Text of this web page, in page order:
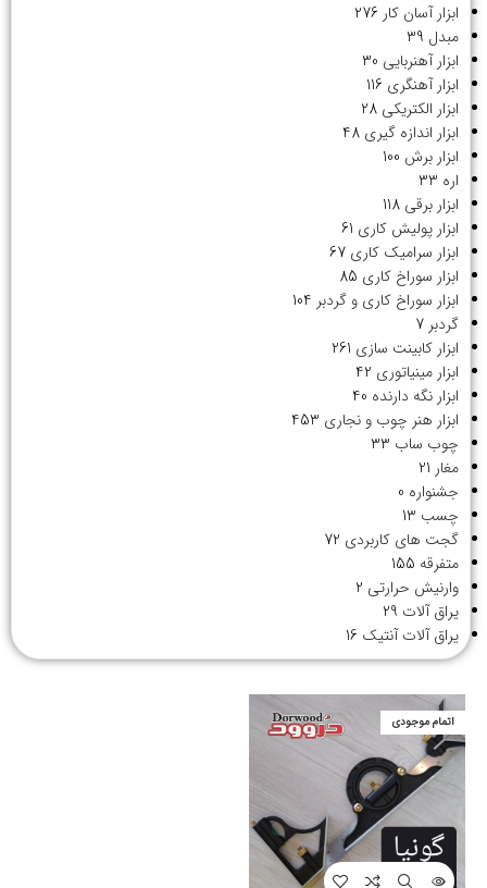
ابزار آسان کار 276
مبدل 39
ابزار آهنربایی 30
ابزار آهنگری 116
ابزار الکتریکی 28
ابزار اندازه گیری 48
ابزار برش 100
اره 33
ابزار برقی 118
ابزار پولیش کاری 61
ابزار سرامیک کاری 67
ابزار سوراخ کاری 85
ابزار سوراخ کاری و گردبر 104
گردبر 7
ابزار کابینت سازی 261
ابزار مینیاتوری 42
ابزار نگه دارنده 40
ابزار هنر چوب و نجاری 453
چوب ساب 33
مغار 21
جشنواره 0
چسب 13
گجت های کاربردی 72
متفرقه 155
وارنیش حرارتی 2
یراق آلات 29
یراق آلات آنتیک 16
اتمام موجودی